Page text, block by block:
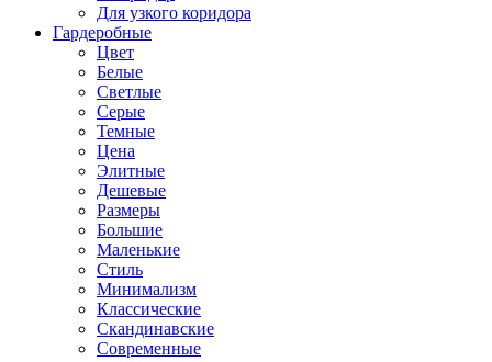
Для узкого коридора
Гардеробные
Цвет
Белые
Светлые
Серые
Темные
Цена
Элитные
Дешевые
Размеры
Большие
Маленькие
Стиль
Минимализм
Классические
Скандинавские
Современные